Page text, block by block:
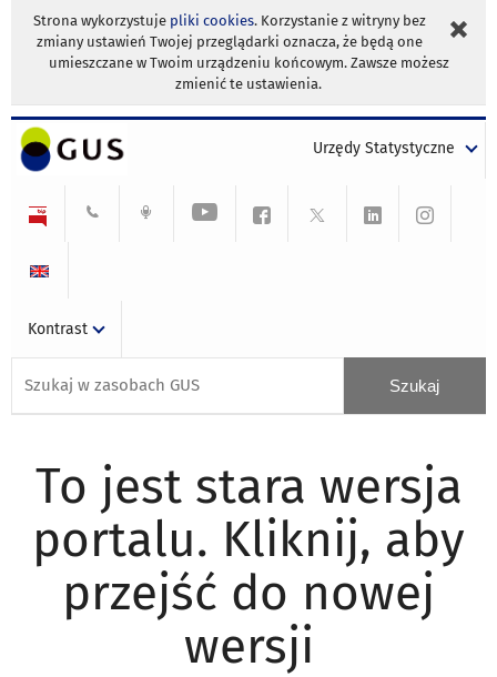
Strona wykorzystuje pliki cookies. Korzystanie z witryny bez
zmiany ustawień Twojej przeglądarki oznacza, że będą one
umieszczane w Twoim urządzeniu końcowym. Zawsze możesz
zmienić te ustawienia.
Urzędy Statystyczne
Kontrast
To jest stara wersja
portalu. Kliknij, aby
przejść do nowej
wersji